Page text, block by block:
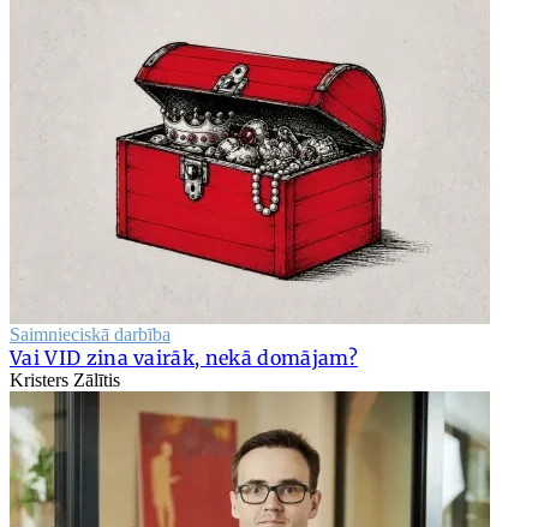
Saimnieciskā darbība
Vai VID zina vairāk, nekā domājam?
Kristers Zālītis